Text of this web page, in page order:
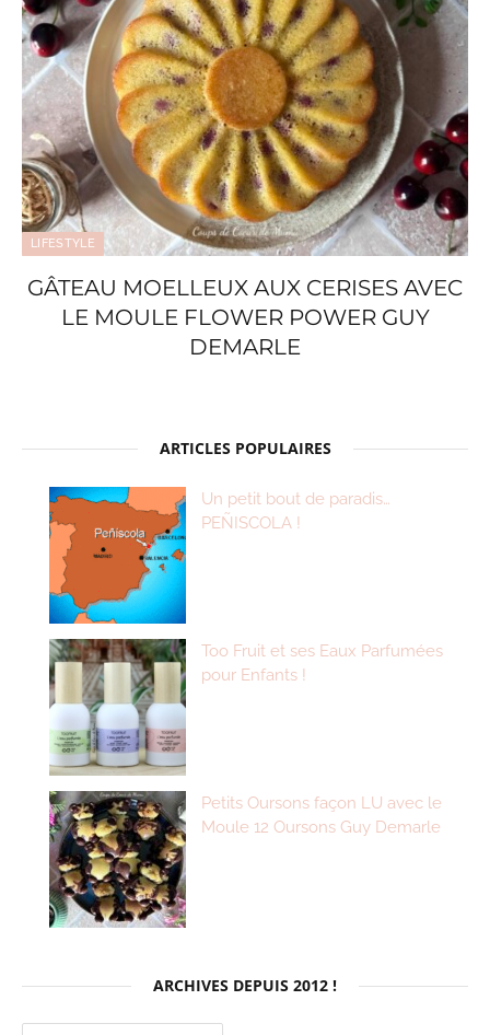
LIFESTYLE
GÂTEAU MOELLEUX AUX CERISES AVEC
LE MOULE FLOWER POWER GUY
DEMARLE
ARTICLES POPULAIRES
Un petit bout de paradis…
PEÑISCOLA !
Too Fruit et ses Eaux Parfumées
pour Enfants !
Petits Oursons façon LU avec le
Moule 12 Oursons Guy Demarle
ARCHIVES DEPUIS 2012 !